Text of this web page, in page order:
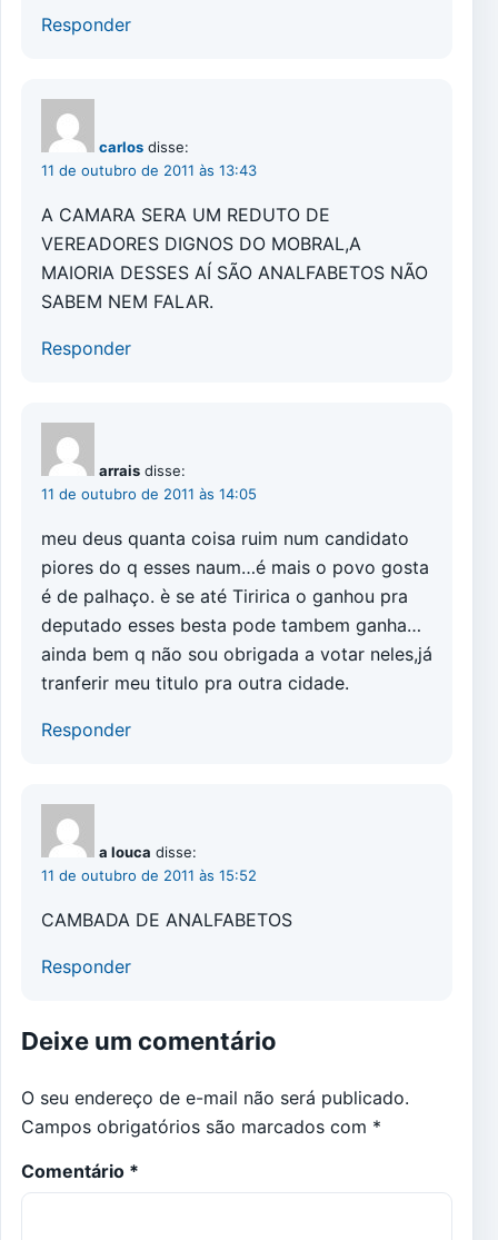
Responder
carlos disse:
11 de outubro de 2011 às 13:43
A CAMARA SERA UM REDUTO DE
VEREADORES DIGNOS DO MOBRAL,A
MAIORIA DESSES AÍ SÃO ANALFABETOS NÃO
SABEM NEM FALAR.
Responder
arrais disse:
11 de outubro de 2011 às 14:05
meu deus quanta coisa ruim num candidato
piores do q esses naum…é mais o povo gosta
é de palhaço. è se até Tiririca o ganhou pra
deputado esses besta pode tambem ganha…
ainda bem q não sou obrigada a votar neles,já
tranferir meu titulo pra outra cidade.
Responder
a louca disse:
11 de outubro de 2011 às 15:52
CAMBADA DE ANALFABETOS
Responder
Deixe um comentário
O seu endereço de e-mail não será publicado.
Campos obrigatórios são marcados com *
Comentário *